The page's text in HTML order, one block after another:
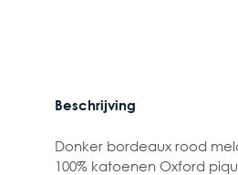
Beschrijving
Donker bordeaux rood
100% katoenen Oxford